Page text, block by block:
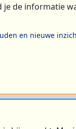
de informatie
en nieuwe